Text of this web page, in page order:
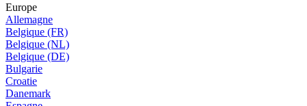
Europe
Allemagne
Belgique (FR)
Belgique (NL)
Belgique (DE)
Bulgarie
Croatie
Danemark